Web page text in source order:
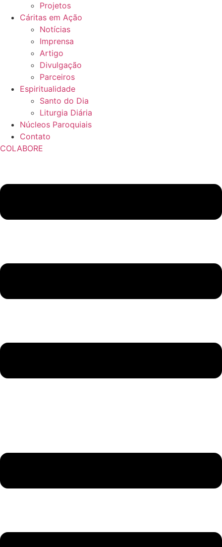
Projetos
Cáritas em Ação
Notícias
Imprensa
Artigo
Divulgação
Parceiros
Espiritualidade
Santo do Dia
Liturgia Diária
Núcleos Paroquiais
Contato
COLABORE